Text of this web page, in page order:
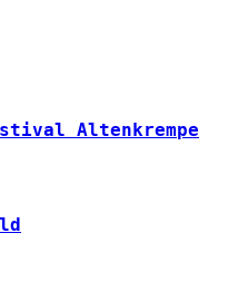
Altenkrempe